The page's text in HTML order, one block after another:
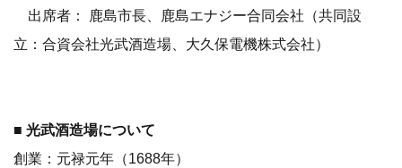
出席者： 鹿島市長、鹿島エナジー合同会社（共同設
立：合資会社光武酒造場、大久保電機株式会社）
■ 光武酒造場について
創業：元禄元年（1688年）